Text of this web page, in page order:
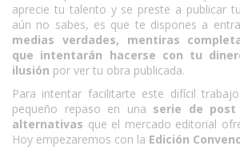
aprecie tu talento y se preste a publicar
aún no sabes, es que te dispones a
medias verdades, mentiras
que intentarán hacerse con tu
ilusión por ver tu obra publicada.
Para intentar facilitarte este difícil
pequeño repaso en una serie de post
alternativas que el mercado editorial
Hoy empezaremos con la Edición